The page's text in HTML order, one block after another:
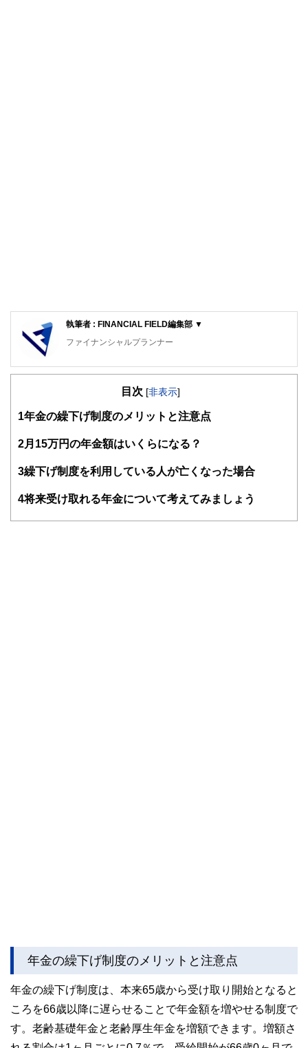
執筆者 : FINANCIAL FIELD編集部 ▼
ファイナンシャルプランナー
FinancialField編集部は、金融、経済に関する記事を、日々
知識がない方でも理解できるようわかりやすく発信していま
得者を中心に「お金や暮らし」に関する書籍・雑誌の編集経
験者で構成され、企画立案から記事掲載まですべての工程に
関わることで、読者目線のコンテンツを追求しています。
護士、税理士、宅地建物取引士、相続診断士、住宅ローンア
目次 [非表示]
1 年金の繰下げ制度のメリットと注意点
2 月15万円の年金額はいくらになる？
3繰下げ制度を利用している人が亡くなった場合
4将来受け取れる年金について考えてみましょう
年金の繰下げ制度のメリットと注意点
年金の繰下げ制度は、本来65歳から受け取り開始となると
ころを66歳以降に遅らせることで年金額を増やせる制度で
す。老齢基礎年金と老齢厚生年金を増額できます。増額さ